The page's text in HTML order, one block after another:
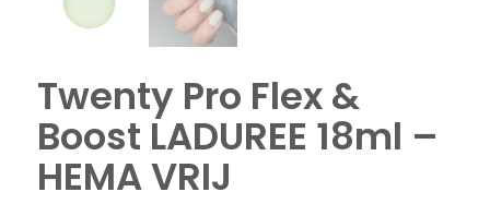
Twenty Pro Flex &
Boost LADUREE 18ml –
HEMA VRIJ